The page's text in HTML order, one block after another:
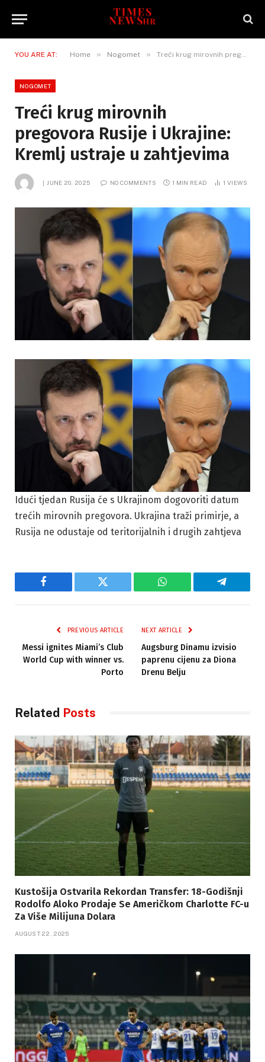
YOU ARE AT: Home » Nogomet » Treći krug mirovnih pregovora Rusije i Ukrajine: Kremlj ustraje u zahtjevima
NOGOMET
Treći krug mirovnih
pregovora Rusije i Ukrajine:
Kremlj ustraje u zahtjevima
JUNE 20, 2025 NO COMMENTS 1 MIN READ 1VIEWS
Idući tjedan Rusija će s Ukrajinom dogovoriti datum
trećih mirovnih pregovora. Ukrajina traži primirje, a
Rusija ne odustaje od teritorijalnih i drugih zahtjeva
Facebook Twitter WhatsApp Telegram
PREVIOUS ARTICLE
Messi ignites Miami’s Club
World Cup with winner vs.
Porto
NEXT ARTICLE
Augsburg Dinamu izvisio
paprenu cijenu za Diona
Drenu Belju
Related Posts
Kustošija Ostvarila Rekordan Transfer: 18-Godišnji
Rodolfo Aloko Prodaje Se Američkom Charlotte FC-u
Za Više Milijuna Dolara
AUGUST 22, 2025